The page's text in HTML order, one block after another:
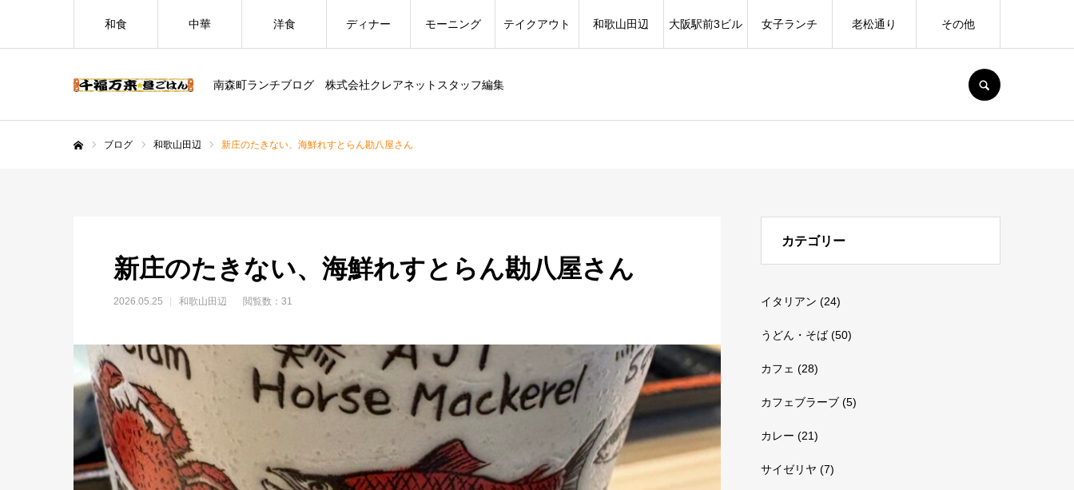
南森町ランチブログ 株式会社クレアネットスタッフ編集
和食 中華 洋食 ディナー モーニング テイクアウト 和歌山田辺 大阪駅前3ビル 女子ランチ 老松通り その他
ブログ 和歌山田辺 新庄のたきない、海鮮れすとらん勘八屋さん
新庄のたきない、海鮮れすとらん勘八屋さん
2026.05.25 和歌山田辺 閲覧数：31
カテゴリー
イタリアン (24)
うどん・そば(50)
カフェ (28)
カフェブラーブ (5)
カレー (21)
サイゼリヤ (7)